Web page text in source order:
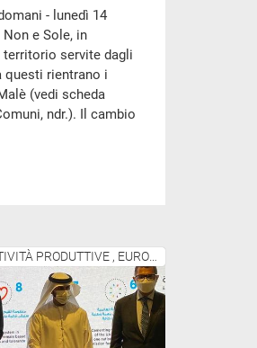
- lunedì 14
e Sole, in
servite dagli
questi rientrano i
(vedi scheda
ndr.). Il cambio